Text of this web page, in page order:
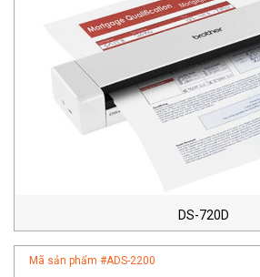
DS-720D
Mã sản phẩm #ADS-2200